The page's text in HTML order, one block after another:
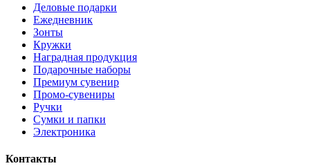
Деловые подарки
Ежедневник
Зонты
Кружки
Наградная продукция
Подарочные наборы
Премиум сувенир
Промо-сувениры
Ручки
Сумки и папки
Электроника
Контакты